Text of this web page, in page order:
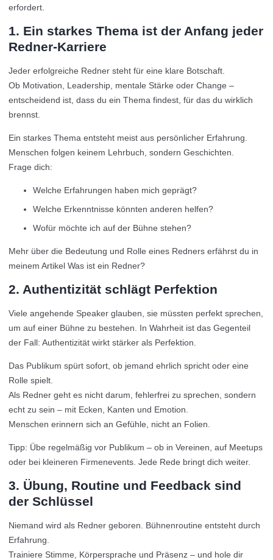
erfordert.
1. Ein starkes Thema ist der Anfang jeder
Redner-Karriere
Jeder erfolgreiche Redner steht für eine klare Botschaft.
Ob Motivation, Leadership, mentale Stärke oder Change –
entscheidend ist, dass du ein Thema findest, für das du wirklich
brennst.
Ein starkes Thema entsteht meist aus persönlicher Erfahrung.
Menschen folgen keinem Lehrbuch, sondern Geschichten.
Frage dich:
Welche Erfahrungen haben mich geprägt?
Welche Erkenntnisse könnten anderen helfen?
Wofür möchte ich auf der Bühne stehen?
Mehr über die Bedeutung und Rolle eines Redners erfährst du in
meinem Artikel Was ist ein Redner?
2. Authentizität schlägt Perfektion
Viele angehende Speaker glauben, sie müssten perfekt sprechen,
um auf einer Bühne zu bestehen. In Wahrheit ist das Gegenteil
der Fall: Authentizität wirkt stärker als Perfektion.
Das Publikum spürt sofort, ob jemand ehrlich spricht oder eine
Rolle spielt.
Als Redner geht es nicht darum, fehlerfrei zu sprechen, sondern
echt zu sein – mit Ecken, Kanten und Emotion.
Menschen erinnern sich an Gefühle, nicht an Folien.
Tipp: Übe regelmäßig vor Publikum – ob in Vereinen, auf Meetups
oder bei kleineren Firmenevents. Jede Rede bringt dich weiter.
3. Übung, Routine und Feedback sind
der Schlüssel
Niemand wird als Redner geboren. Bühnenroutine entsteht durch
Erfahrung.
Trainiere Stimme, Körpersprache und Präsenz – und hole dir